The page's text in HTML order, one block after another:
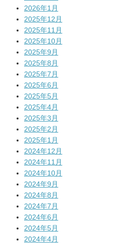
2026年1月
2025年12月
2025年11月
2025年10月
2025年9月
2025年8月
2025年7月
2025年6月
2025年5月
2025年4月
2025年3月
2025年2月
2025年1月
2024年12月
2024年11月
2024年10月
2024年9月
2024年8月
2024年7月
2024年6月
2024年5月
2024年4月